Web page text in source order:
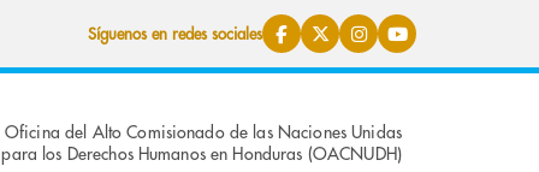
Síguenos en redes sociales
Oficina del Alto Comisionado de las Naciones Unidas
para los Derechos Humanos en Honduras (OACNUDH)